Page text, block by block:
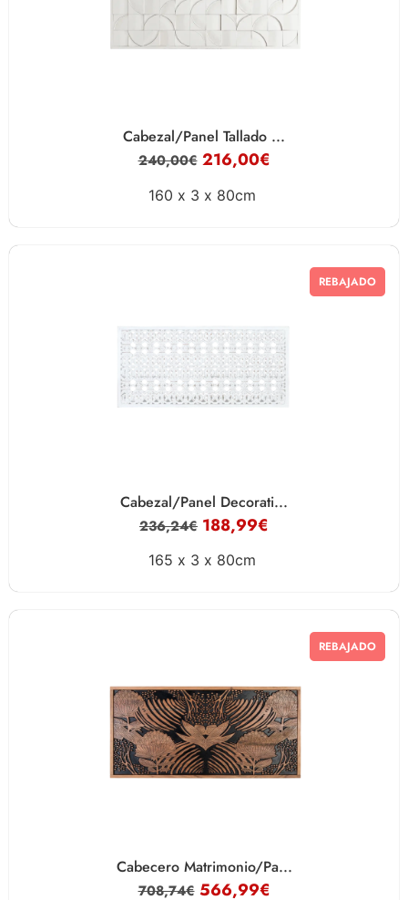
Cabezal/Panel Tallado ...
240,00€ 216,00€
160 x 3 x 80cm
REBAJADO
Cabezal/Panel Decorati...
236,24€ 188,99€
165 x 3 x 80cm
REBAJADO
Cabecero Matrimonio/Pa...
708,74€ 566,99€